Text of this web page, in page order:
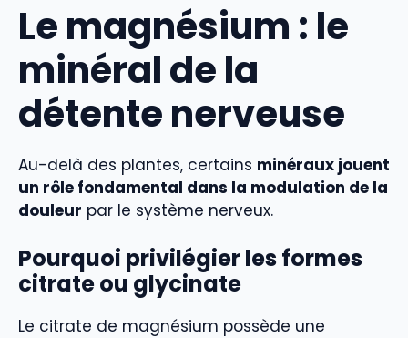
Le magnésium : le
minéral de la
détente nerveuse
Au-delà des plantes, certains minéraux jouent
un rôle fondamental dans la modulation de la
douleur par le système nerveux.
Pourquoi privilégier les formes
citrate ou glycinate
Le citrate de magnésium possède une